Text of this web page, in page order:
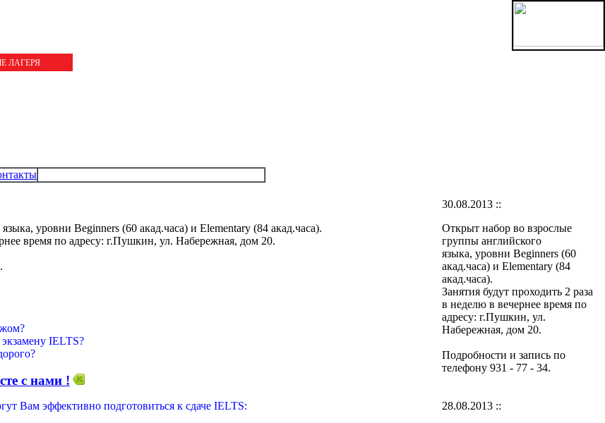
ЛАГЕРЯ
уровни Beginners (60 акад.часа) и Elementary (84 акад.часа).
время по адресу: г.Пушкин, ул. Набережная, дом 20.
IELTS?
с нами !
Вам эффективно подготовиться к сдаче IELTS:
30.08.2013 ::
Открыт набор во взрослые
группы английского
языка, уровни Beginners (60
акад.часа) и Elementary (84
акад.часа).
Занятия будут проходить 2 раза
в неделю в вечернее время по
адресу: г.Пушкин, ул.
Набережная, дом 20.
Подробности и запись по
телефону 931 - 77 - 34.
28.08.2013 ::